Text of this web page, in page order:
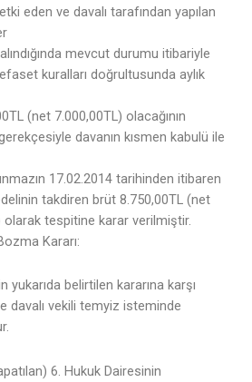
eden ve davalı tarafından yapılan
mevcut durumu itibariyle
kuralları doğrultusunda aylık
(net 7.000,00TL) olacağının
davanın kısmen kabulü ile
17.02.2014 tarihinden itibaren
takdiren brüt 8.750,00TL (net
olarak tespitine karar verilmiştir.
Kararı:
yukarıda belirtilen kararına karşı
davalı vekili temyiz isteminde
6. Hukuk Dairesinin